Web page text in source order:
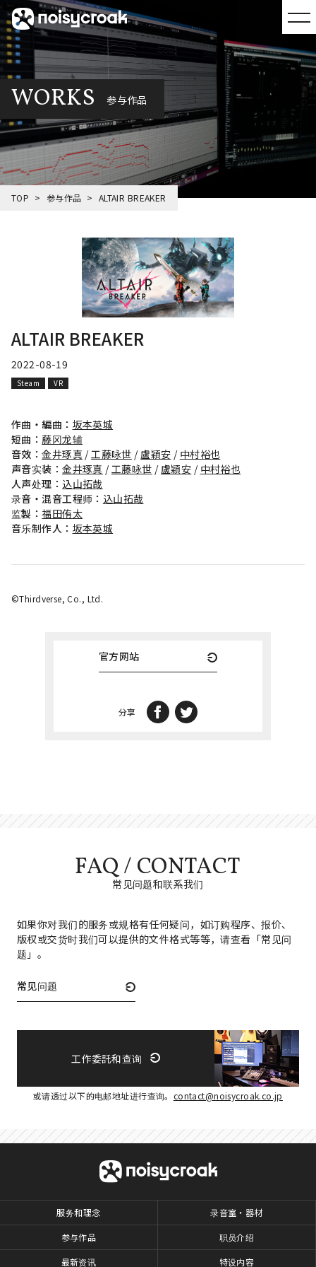
WORKS 参与作品
TOP 参与作品 ALTAIR BREAKER
ALTAIR BREAKER
2022-08-19
Steam VR
作曲・編曲： 坂本英城
短曲：藤冈龙辅
音效：金井琢真/ 工藤咏世 / 盧穎安 / 中村裕也
声音实装：金井琢真 / 工藤咏世 / 盧穎安 / 中村裕也
人声处理： 込山拓哉
录音・混音工程师： 込山拓哉
监製：福田侑太
音乐制作人： 坂本英城
©️Thirdverse, Co., Ltd.
官方网站
分享
FAQ / CONTACT
常见问题和联系我们
如果你对我们的服务或规格有任何疑问，如订购程序、报价、
版权或交货时我们可以提供的文件格式等等，请查看「常见问
题」。
常见问题
工作委託和查询
或请透过以下的电邮地址进行查询。 contact@noisycroak.co.jp
服务和理念
参与作品
最新资讯
录音室・器材
职员介绍
特设内容